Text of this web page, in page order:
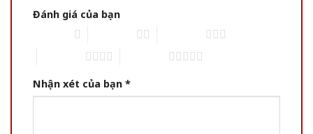
Đánh giá của bạn
Nhận xét của bạn *